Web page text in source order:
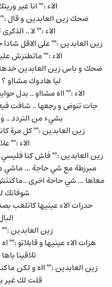
الاء :"" انا غير
ضحك زين العابدين و قال :""
الاء :"" لا ..
زين العابدين :"" على الاقل شادا
الاء :"" ماتطنزش
ضحك و باس زين العابدين
ليا هادوك مشااو ؟
الاء :"" ااه مشااو .. بدل
جات تنوض و رجعها .. شافت
بشيء من التردد ..
زين العابدين :"" كل مرة
الاء :""
زين العابدين :"" فاش كنا
مبرزطة مع شي حاجة ...
معاها ... شي حاحة اخرى
شوفاتك
حدرات الاء عينيها كاتلعب
زين العابدين :""
هزات الاء عينيها و قابلاتو
تلاقينا
زين العابدين :"" ااه و لكن
قلت لك غير